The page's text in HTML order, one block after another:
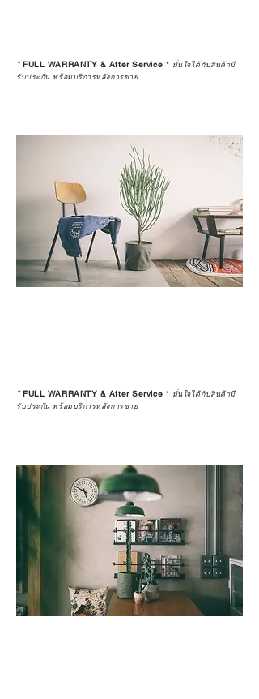
*FULL WARRANTY & After Service * มั่นใจได้กับสินค้ามี
รับประกัน พร้อมบริการหลังการขาย
*FULL WARRANTY & After Service * มั่นใจได้กับสินค้ามี
รับประกัน พร้อมบริการหลังการขาย